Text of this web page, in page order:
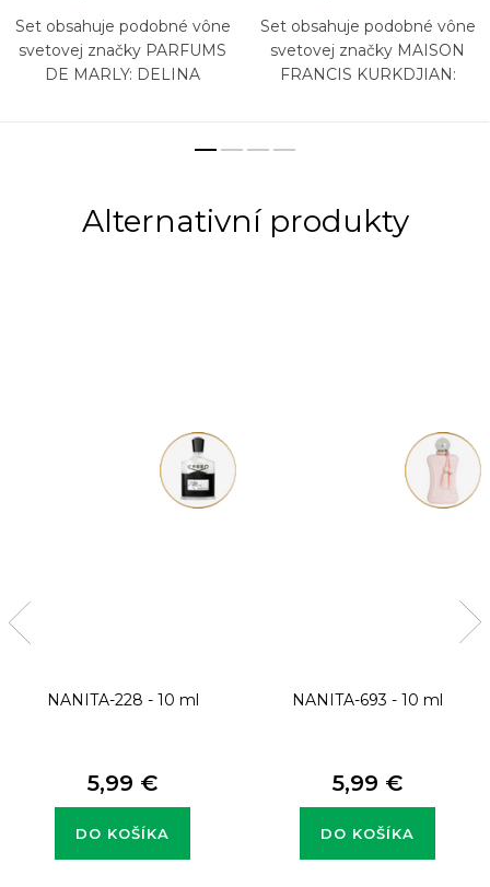
Set obsahuje podobné vône
svetovej značky PARFUMS
DE MARLY: DELINA
Set obsahuje podobné vône
svetovej značky MAISON
FRANCIS KURKDJIAN:
EXTRAIT, AQUA VITAE, 724,
NANITA-228 - 10 ml
5,99 €
DO KOŠÍKA
NANITA-693 - 10 ml
5,99 €
DO KOŠÍKA